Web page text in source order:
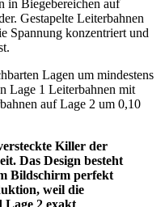
in Biegebereichen auf
Gestapelte Leiterbahnen
Spannung konzentriert und
Lagen um mindestens
Lage 1 Leiterbahnen mit
auf Lage 2 um 0,10
Killer der
Das Design besteht
Bildschirm perfekt
weil die